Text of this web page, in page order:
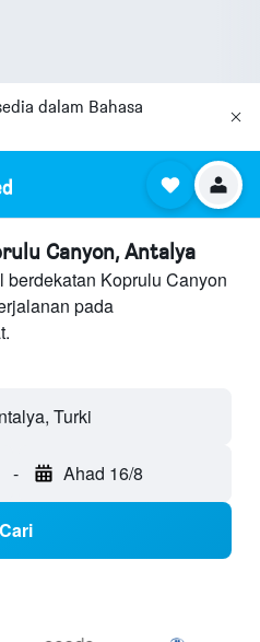
dalam Bahasa
Canyon, Antalya
Koprulu Canyon
pada
Turki
- Ahad 16/8
Cari